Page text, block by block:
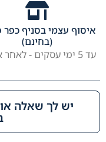
איסוף עצמי בסניף
(בחינם)
עד 5 ימי עסקים - לאחר אישור
יש לך שאלה